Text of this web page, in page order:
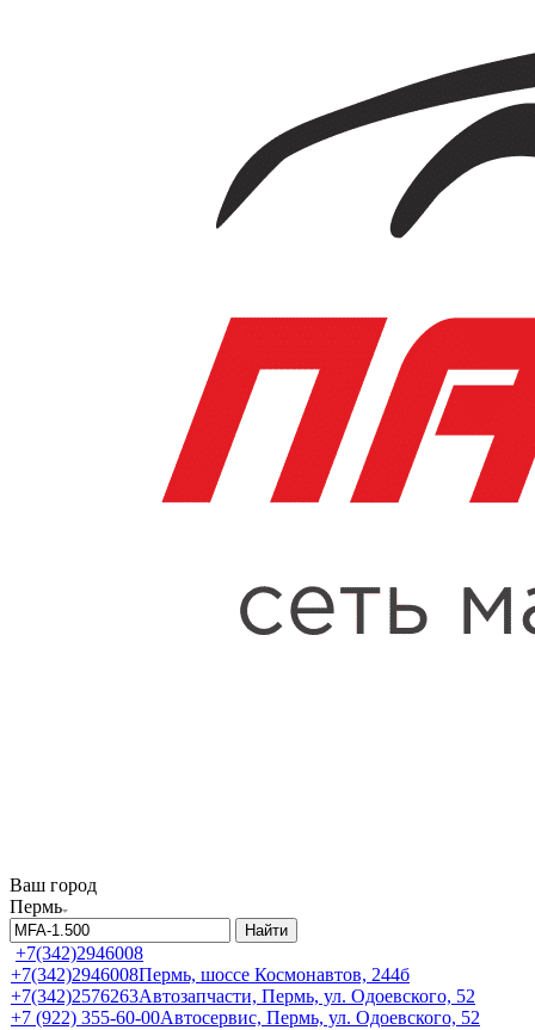
Ваш город
Пермь
Найти
+7(342)2946008
+7(342)2946008Пермь, шоссе Космонавтов, 244б
+7(342)2576263Автозапчасти, Пермь, ул. Одоевского, 52
+7 (922) 355-60-00Автосервис, Пермь, ул. Одоевского, 52